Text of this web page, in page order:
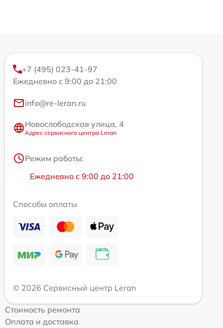
+7 (495) 023-41-97
Ежедневно с 9:00 до 21:00
info@re-leran.ru
Новослободская улица, 4
Адрес сервисного центра Leran
Режим работы:
Ежедневно с 9:00 до 21:00
Способы оплаты
© 2026 Сервисный центр Leran
Стоимость ремонта
Оплата и доставка